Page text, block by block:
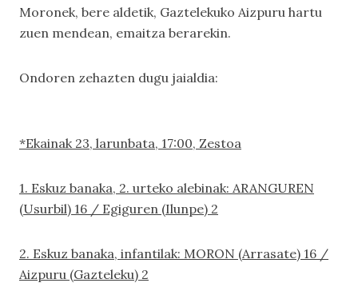
Moronek, bere aldetik, Gaztelekuko Aizpuru hartu
zuen mendean, emaitza berarekin.
Ondoren zehazten dugu jaialdia:
*Ekainak 23, larunbata, 17:00, Zestoa
1. Eskuz banaka, 2. urteko alebinak: ARANGUREN
(Usurbil) 16 / Egiguren (Ilunpe) 2
2. Eskuz banaka, infantilak: MORON (Arrasate) 16 /
Aizpuru (Gazteleku) 2